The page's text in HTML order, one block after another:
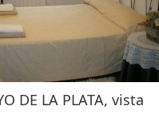
DE LA PLATA, vista